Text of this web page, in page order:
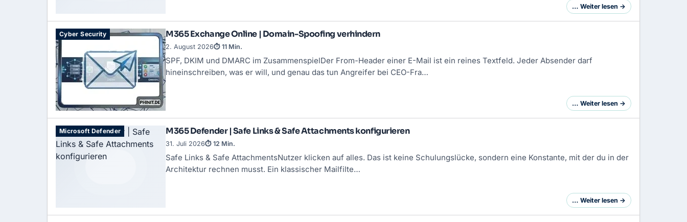
… Weiter lesen →
Cyber Security M365 Exchange Online | Domain-Spoofing verhindern
SPF, DKIM und DMARC im ZusammenspielDer From-Header einer E-Mail ist ein reines Textfeld. Jeder Absender darf
hineinschreiben, was er will, und genau das tun Angreifer bei CEO-Fra…
2. August 2026⏱ 11 Min.
… Weiter lesen →
Microsoft Defender M365 Defender | Safe Links & Safe Attachments konfigurieren
Safe Links & Safe AttachmentsNutzer klicken auf alles. Das ist keine Schulungslücke, sondern eine Konstante, mit der du in der
Architektur rechnen musst. Ein klassischer Mailfilte…
31. Juli 2026⏱ 12 Min.
… Weiter lesen →